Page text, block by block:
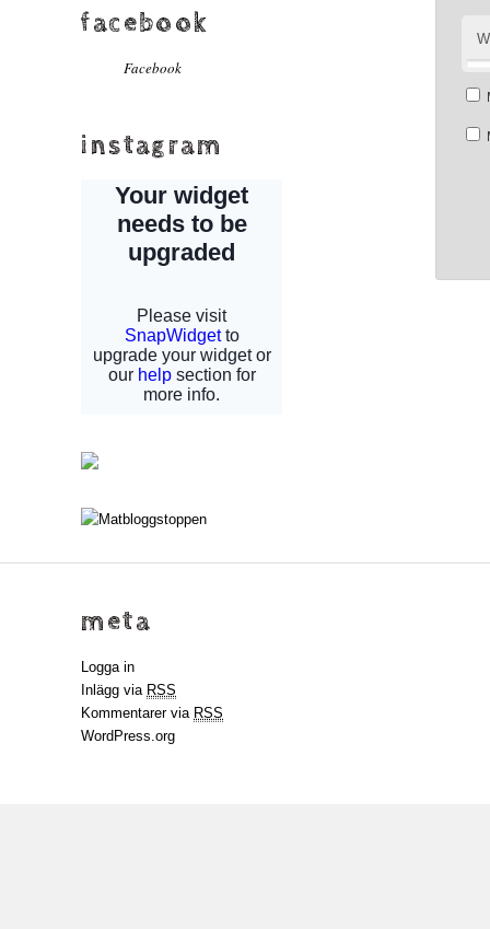
facebook
Facebook
instagram
meta
Logga in
Inlägg via RSS
Kommentarer via RSS
WordPress.org